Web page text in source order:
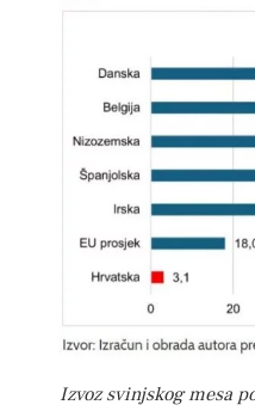
Izvoz svinjskog mesa